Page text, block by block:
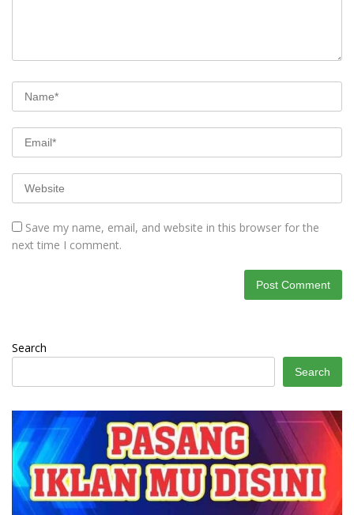
Save my name, email, and website in this browser for the
next time I comment.
Search
Search